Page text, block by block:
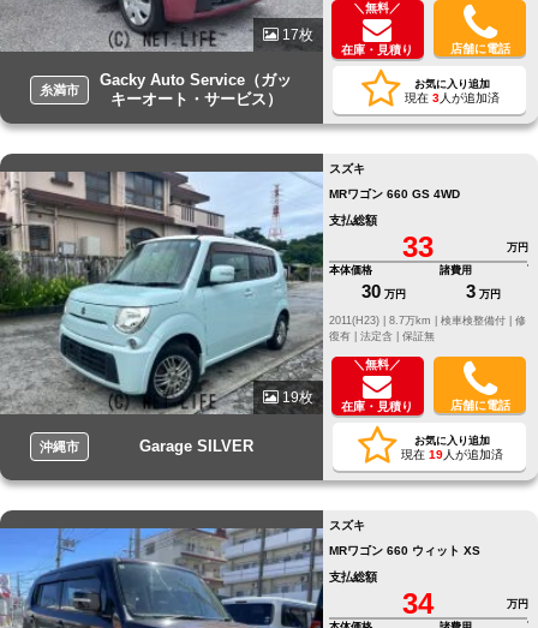
17枚
糸満市
Gacky Auto Service（ガッ
キーオート・サービス）
＼無料／
在庫・見積り 店舗に電話
お気に入り追加
現在 3人が追加済
19枚
沖縄市 Garage SILVER
スズキ
MRワゴン 660 GS 4WD
支払総額
33
万円
本体価格
30 万円
諸費用
3 万円
修
復有 | 法定含 | 保証無
＼無料／
在庫・見積り 店舗に電話
お気に入り追加
現在 19人が追加済
スズキ
MRワゴン 660 ウィット XS
支払総額
34
万円